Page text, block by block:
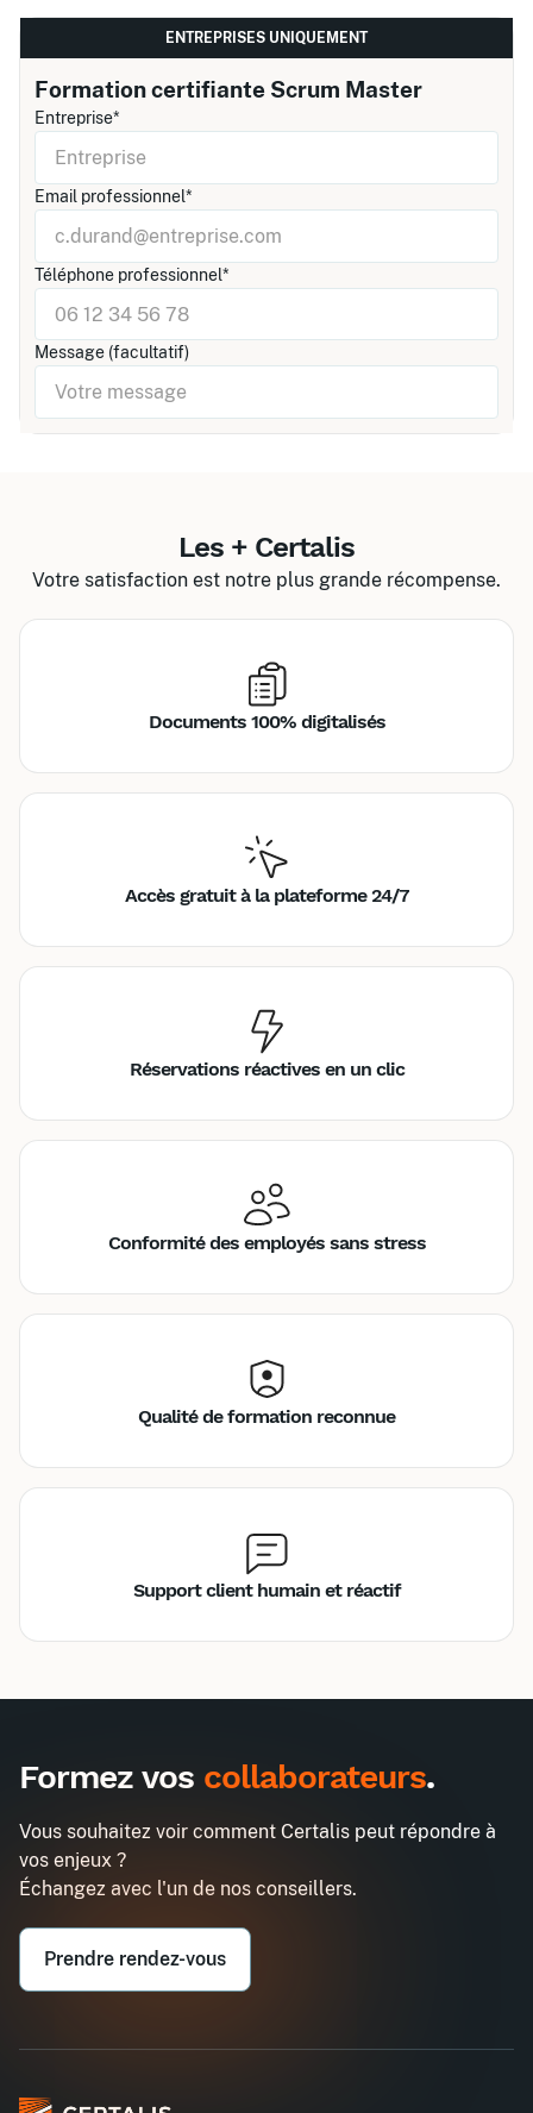
ENTREPRISES UNIQUEMENT
Formation certifiante Scrum Master
Entreprise*
Email professionnel*
Téléphone professionnel*
Message (facultatif)
Les + Certalis
Votre satisfaction est notre plus grande récompense.
Documents 100% digitalisés
Accès gratuit à la plateforme 24/7
Réservations réactives en un clic
Conformité des employés sans stress
Qualité de formation reconnue
Support client humain et réactif
Formation certifiante Scrum Master
Email professionnel*
Téléphone professionnel*
Formez vos collaborateurs.
Vous souhaitez voir comment Certalis peut répondre à
vos enjeux ?
Échangez avec l'un de nos conseillers.
Prendre rendez-vous